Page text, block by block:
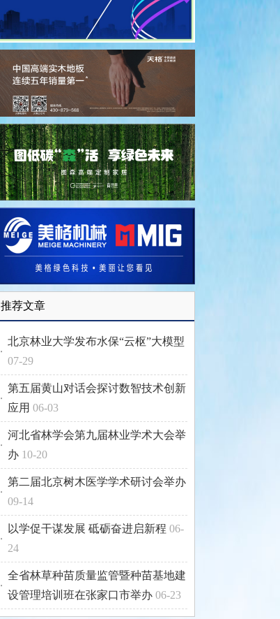
推荐文章
北京林业大学发布水保“云枢”大模型
07-29
第五届黄山对话会探讨数智技术创新
应用 06-03
河北省林学会第九届林业学术大会举
办 10-20
第二届北京树木医学学术研讨会举办
09-14
以学促干谋发展 砥砺奋进启新程 06-
24
全省林草种苗质量监管暨种苗基地建
设管理培训班在张家口市举办 06-23